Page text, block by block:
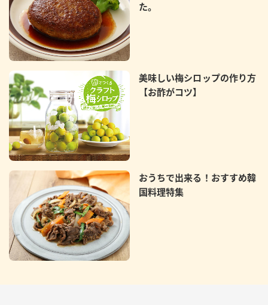
た。
美味しい梅シロップの作り方
【お酢がコツ】
おうちで出来る！おすすめ韓
国料理特集